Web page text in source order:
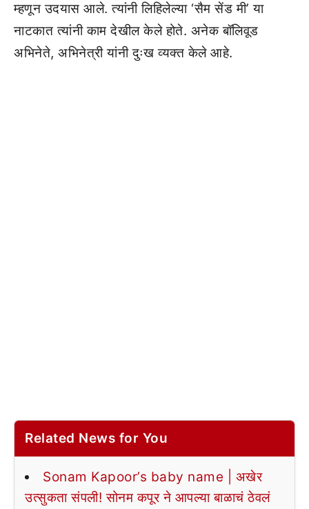
म्हणून उदयास आले. त्यांनी लिहिलेल्या ‘सैम सेंड मी’ या
नाटकात त्यांनी काम देखील केले होते. अनेक बॉलिवूड
अभिनेते, अभिनेत्री यांनी दुःख व्यक्त केले आहे.
Related News for You
Sonam Kapoor’s baby name | अखेर
उत्सुकता संपली! सोनम कपूर ने आपल्या बाळाचं ठेवलं